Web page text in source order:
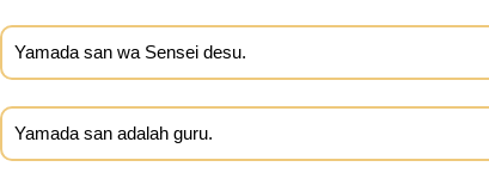
Yamada san wa Sensei desu.
Yamada san adalah guru.